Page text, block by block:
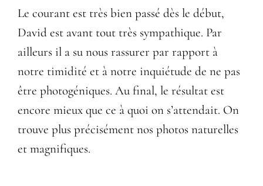
Le courant est très bien passé dès le début,
David est avant tout très sympathique. Par
ailleurs il a su nous rassurer par rapport à
notre timidité et à notre inquiétude de ne pas
être photogéniques. Au final, le résultat est
encore mieux que ce à quoi on s’attendait. On
trouve plus précisément nos photos naturelles
et magnifiques.